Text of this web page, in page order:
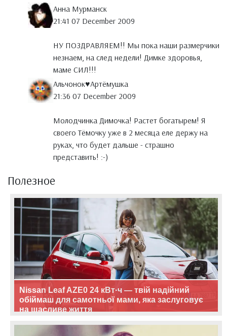
Анна Мурманск
21:41 07 December 2009
НУ ПОЗДРАВЛЯЕМ!! Мы пока наши размерчики
незнаем, на след недели! Димке здоровья,
маме СИЛ!!!
Альчонок♥Артёмушка
21:36 07 December 2009
Молодчинка Димочка! Растет богатырем! Я
своего Тёмочку уже в 2 месяца еле держу на
руках, что будет дальше - страшно
представить! :-)
Полезное
Nissan Leaf AZE0 24 кВт·ч — твій надійний
обіймаш для самотньої мами, яка заслуговує
на щасливе життя